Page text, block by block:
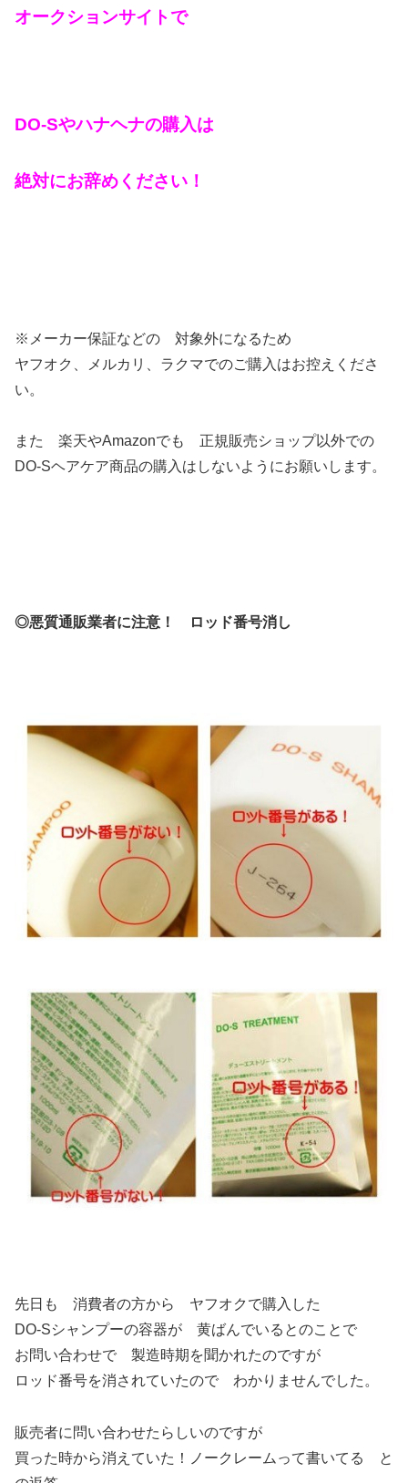
オークションサイトで
DO-Sやハナヘナの購入は
絶対にお辞めください！
※メーカー保証などの 対象外になるため
ヤフオク、メルカリ、ラクマでのご購入はお控えくださ
い。
また 楽天やAmazonでも 正規販売ショップ以外での
DO-Sヘアケア商品の購入はしないようにお願いします。
◎悪質通販業者に注意！ ロッド番号消し
先日も 消費者の方から ヤフオクで購入した
DO-Sシャンプーの容器が 黄ばんでいるとのことで
お問い合わせで 製造時期を聞かれたのですが
ロッド番号を消されていたので わかりませんでした。
販売者に問い合わせたらしいのですが
買った時から消えていた！ノークレームって書いてる と